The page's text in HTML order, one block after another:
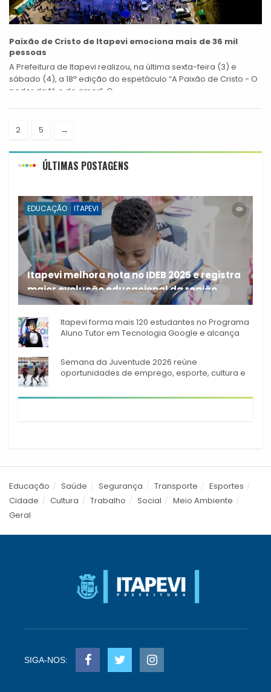
Paixão de Cristo de Itapevi emociona mais de 36 mil
pessoas
A Prefeitura de Itapevi realizou, na última sexta-feira (3) e
sábado (4), a 18ª edição do espetáculo “A Paixão de Cristo - O
poder da fé e do amor”. O...
2 5 →
ÚLTIMAS POSTAGENS
EDUCAÇÃO ITAPEVI
Itapevi melhora nota no IDEB 2025 e registra
maior evolução educacional da região
A rede municipal de ensino
Itapevi forma mais 120 estudantes no Programa
Aluno Tutor em Tecnologia Google e alcança
Semana da Juventude 2026 reúne
oportunidades de emprego, esporte, cultura e
Educação Saúde Segurança Transporte
Esportes
Cidade
Cultura Trabalho Social
Meio Ambiente
Geral
SIGA-NOS: